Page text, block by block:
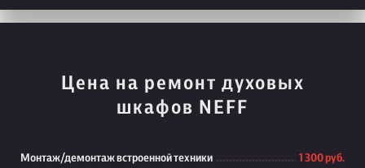
Цена на ремонт духовых
шкафов NEFF
Монтаж/демонтаж встроенной техники 1 300 руб.